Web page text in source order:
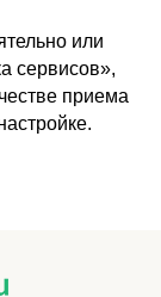
или
сервисов»,
приема